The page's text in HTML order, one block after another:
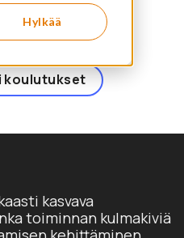
Hylkää
koulutukset
kasvava
toiminnan kulmakiviä